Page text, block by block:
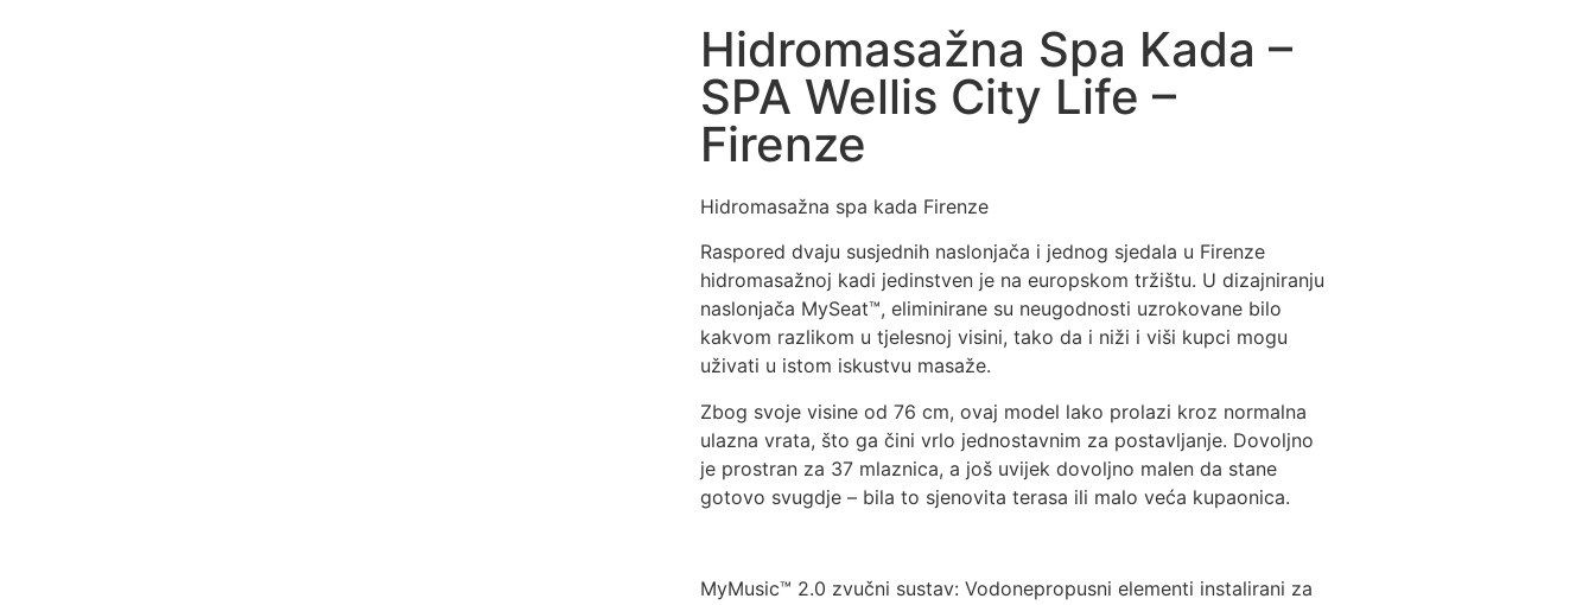
Hidromasažna Spa Kada –
SPA Wellis City Life –
Firenze
Hidromasažna spa kada Firenze
Raspored dvaju susjednih naslonjača i jednog sjedala u Firenze
hidromasažnoj kadi jedinstven je na europskom tržištu. U dizajniranju
naslonjača MySeat™, eliminirane su neugodnosti uzrokovane bilo
kakvom razlikom u tjelesnoj visini, tako da i niži i viši kupci mogu
uživati ​​u istom iskustvu masaže.
Zbog svoje visine od 76 cm, ovaj model lako prolazi kroz normalna
ulazna vrata, što ga čini vrlo jednostavnim za postavljanje. Dovoljno
je prostran za 37 mlaznica, a još uvijek dovoljno malen da stane
gotovo svugdje – bila to sjenovita terasa ili malo veća kupaonica.
MyMusic™ 2.0 zvučni sustav: Vodonepropusni elementi instalirani za